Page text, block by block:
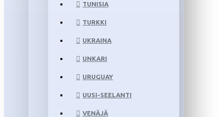
TUNISIA
TURKKI
UKRAINA
UNKARI
URUGUAY
UUSI-SEELANTI
VENÄJÄ